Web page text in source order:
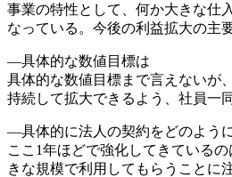
事業の特性として、何か大きな仕
なっている。今後の利益拡大の主
―具体的な数値目標は
具体的な数値目標まで言えないが
持続して拡大できるよう、社員一
―具体的に法人の契約をどのよう
ここ1年ほどで強化してきている
きな規模で利用してもらうことに